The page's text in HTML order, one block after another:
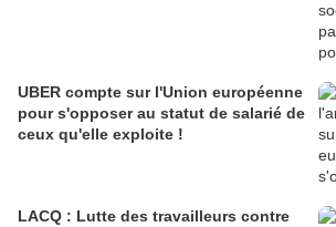
UBER compte sur l'Union européenne
pour s'opposer au statut de salarié de
ceux qu'elle exploite !
LACQ : Lutte des travailleurs contre